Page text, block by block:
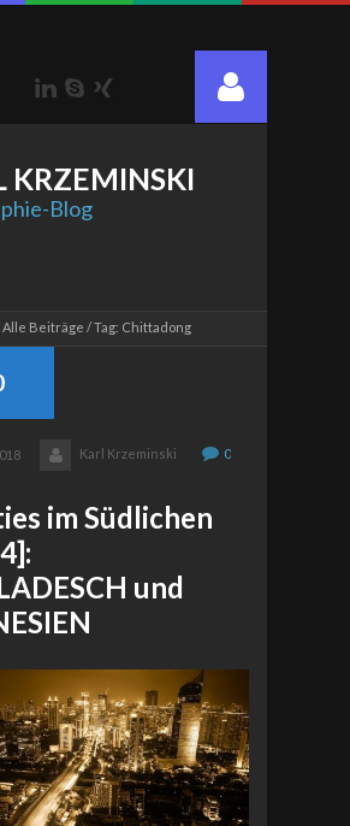
LinkedIn
Skype
KRZEMINSKI
Blog
Alle Beiträge Tag: Chittadong
0
Karl Krzeminski
im Südlichen
und